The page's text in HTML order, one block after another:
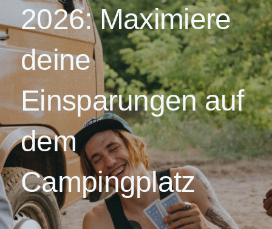
EXPAND
2026: Maximiere
deine
Einsparungen auf
dem
Campingplatz